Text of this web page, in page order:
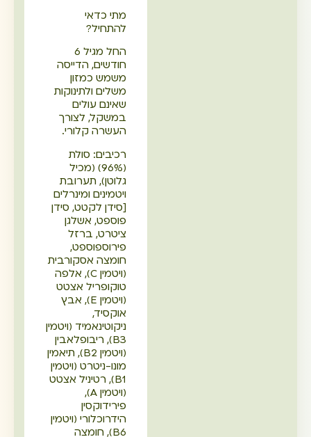
מתי כדאי
להתחיל?
החל מגיל 6
חודשים, הדייסה
משמש כמזון
משלים ולתינוקות
שאינם עולים
במשקל, לצורך
העשרה קלורי.
רכיבים: סולת
(96%) (מכיל
גלוטן), תערובת
ויטמינים ומינרלים
[סידן לקטט, סידן
פוספט, אשלגן
ציטרט, ברזל
פירוספוספט,
חומצה אסקורבית
(ויטמין C), אלפה
טוקופריל אצטט
(ויטמין E), אבץ
אוקסיד,
ניקוטינאמיד (ויטמין
B3), ריבופלאבין
(ויטמין B2), תיאמין
מונו-ניטרט (ויטמין
B1), רטיניל אצטט
(ויטמין A),
פירידוקסין
הידרוכלורי (ויטמין
B6), חומצה